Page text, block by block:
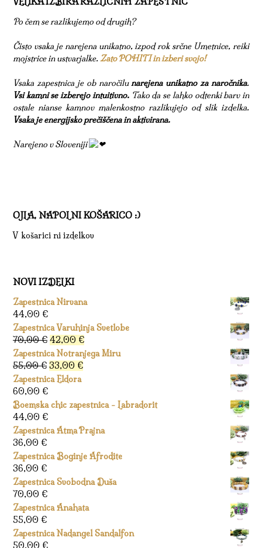
Po čem se razlikujemo od drugih?
Čisto vsaka je narejena unikatno, izpod rok srčne Umetnice, reiki
mojstrice in ustvarjalke.Zato POHITI in izberi svojo!
Vsaka zapestnica je ob naročilunarejena unikatno za naročnika.
Vsi kamni se izberejo intuitivno.Tako da se lahko odtenki barv in
ostale nianse kamnov malenkostno razlikujejo od slik izdelka.
Vsaka je energijsko prečiščena in aktivirana.
Narejeno v Sloveniji
OJLA, NAPOLNI KOŠARICO :)
V košarici ni izdelkov
NOVI IZDELKI
Zapestnica Nirvana
44,00 €
Zapestnica Varuhinja Svetlobe
70,00€ Izvirna
cena
je
bila:
42,00 €Trenutna
cena
Zapestnica Notranjega Miru
55,00€ Izvirna
cena
bila:
33,00 €Trenutna
33,00 €.
Zapestnica Eldora
60,00 €
Boemska chic zapestnica - Labradorit
44,00 €
Zapestnica Atma Prajna
36,00 €
Zapestnica Boginje Afrodite
36,00 €
Zapestnica Svobodna Duša
70,00 €
Zapestnica Anahata
55,00 €
Zapestnica Nadangel Sandalfon
50,00 €